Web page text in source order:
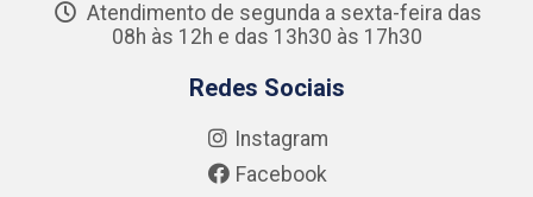
Atendimento de segunda a sexta-feira das
08h às 12h e das 13h30 às 17h30
Redes Sociais
Instagram
Facebook